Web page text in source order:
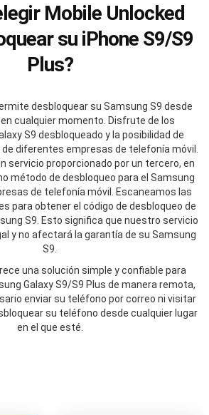
Mobile Unlocked
su iPhone S9/S9
Plus?
desbloquear su Samsung S9 desde
cualquier momento. Disfrute de los
S9 desbloqueado y la posibilidad de
diferentes empresas de telefonía móvil.
servicio proporcionado por un tercero, en
método de desbloqueo para el Samsung
de telefonía móvil. Escaneamos las
para obtener el código de desbloqueo de
S9. Esto significa que nuestro servicio
y no afectará la garantía de su Samsung
S9.
una solución simple y confiable para
Galaxy S9/S9 Plus de manera remota,
enviar su teléfono por correo ni visitar
su teléfono desde cualquier lugar
en el que esté.